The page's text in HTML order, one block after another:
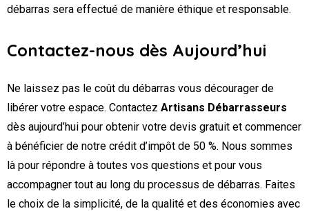
débarras sera effectué de manière éthique et responsable.
Contactez-nous dès Aujourd’hui
Ne laissez pas le coût du débarras vous décourager de
libérer votre espace. Contactez Artisans Débarrasseurs
dès aujourd’hui pour obtenir votre devis gratuit et commencer
à bénéficier de notre crédit d’impôt de 50 %. Nous sommes
là pour répondre à toutes vos questions et pour vous
accompagner tout au long du processus de débarras. Faites
le choix de la simplicité, de la qualité et des économies avec